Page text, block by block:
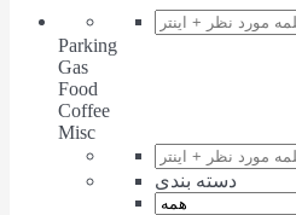
Parking
Gas
Food
Coffee
Misc
دسته بندی